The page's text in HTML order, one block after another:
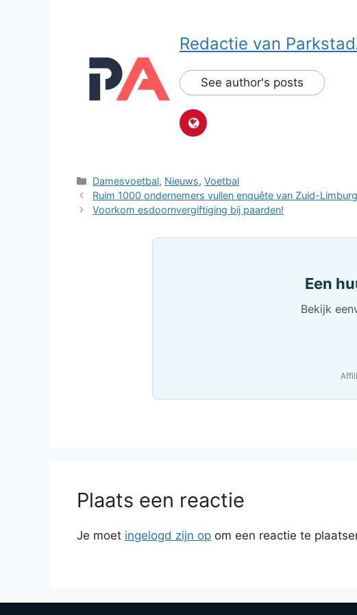
Redactie van
See author's posts
Categorieën
Damesvoetbal, Nieuws,Voetbal
Ruim 1000 ondernemers vullen enquête van Zuid-
Voorkom esdoornvergiftiging bij paarden!
Een
Bekijk
Plaats een reactie
Je moet ingelogd zijn op om een reactie te